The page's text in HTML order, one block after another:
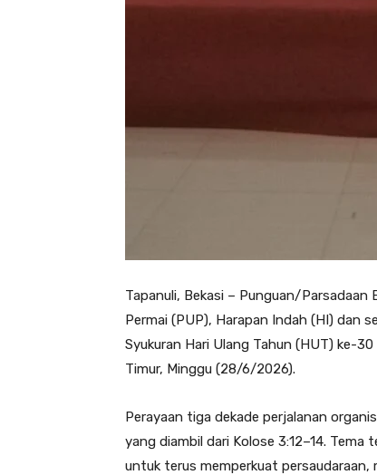
Tapanuli, Bekasi – Punguan/
Permai (PUP), Harapan Indah (HI) dan
Syukuran Hari Ulang Tahun (HUT) ke-
Timur, Minggu (28/6/2026).
Perayaan tiga dekade perjalanan
yang diambil dari Kolose 3:12–14.
untuk terus memperkuat